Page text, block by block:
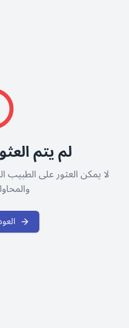
لم يتم
لا يمكن العثور على